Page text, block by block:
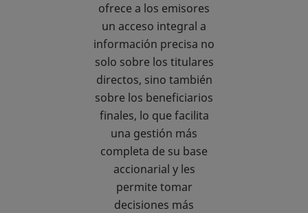
ofrece a los emisores
un acceso integral a
información precisa no
solo sobre los titulares
directos, sino también
sobre los beneficiarios
finales, lo que facilita
una gestión más
completa de su base
accionarial y les
permite tomar
decisiones más